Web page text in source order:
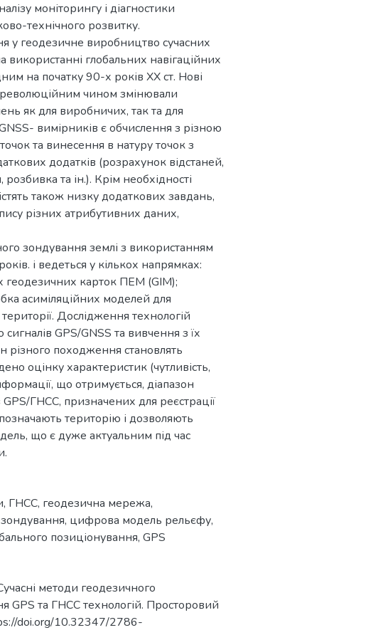
моніторингу і діагностики
технічного розвитку.
у геодезичне виробництво сучасних
глобальних навігаційних
на початку 90-х років XX ст. Нові
революційним чином змінювали
як для виробничих, так та для
вимірників є обчислення з різною
та винесення в натуру точок з
додатків (розрахунок відстаней,
та ін.). Крім необхідності
також низку додаткових завдань,
різних атрибутивних даних,
зондування землі з використанням
і ведеться у кількох напрямках:
геодезичних карток ПЕМ (GIM);
асиміляційних моделей для
Дослідження технологій
GPS/GNSS та вивчення з їх
різного походження становлять
оцінку характеристик (чутливість,
що отримується, діапазон
ГНСС, призначених для реєстрації
територію і дозволяють
що є дуже актуальним під час
, ГНСС, геодезична мережа,
, цифрова модель рельєфу,
позиціонування, GPS
методи геодезичного
GPS та ГНСС технологій. Просторовий
doi.org/10.32347/2786-